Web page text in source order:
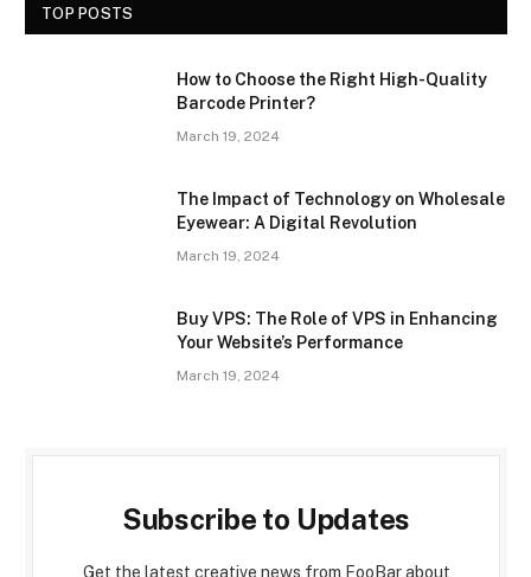
TOP POSTS
How to Choose the Right High-Quality
Barcode Printer?
March 19, 2024
The Impact of Technology on Wholesale
Eyewear: A Digital Revolution
March 19, 2024
Buy VPS: The Role of VPS in Enhancing
Your Website’s Performance
March 19, 2024
Subscribe to Updates
Get the latest creative news from FooBar about